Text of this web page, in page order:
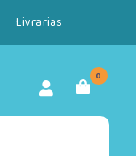
Livrarias
0